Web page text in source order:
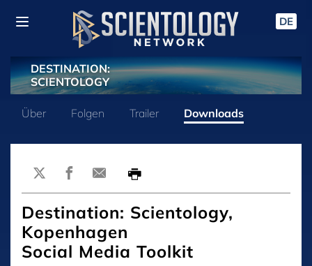
DE
DESTINATION:
SCIENTOLOGY
Über Folgen Trailer Downloads
Destination: Scientology,
Kopenhagen
Social Media Toolkit